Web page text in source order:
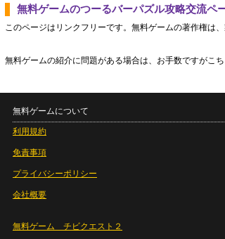
無料ゲームのつーるバーパズル攻略交流ペ
このページはリンクフリーです。無料ゲームの著作権は、
無料ゲームの紹介に問題がある場合は、お手数ですがこ
無料ゲームについて
利用規約
免責事項
プライバシーポリシー
会社概要
無料ゲーム チビクエスト２